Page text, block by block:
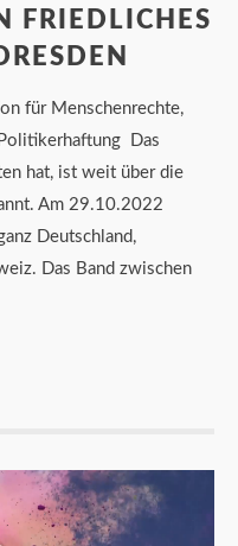
FRIEDLICHES
für Menschenrechte,
Das
hat, ist weit über die
Am 29.10.2022
Deutschland,
Das Band zwischen